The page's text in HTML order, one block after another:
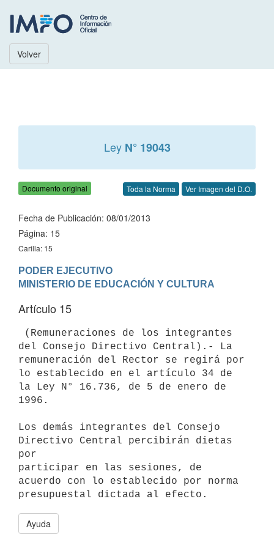
Volver
Ley N° 19043
Documento original Toda la Norma Ver Imagen del D.O.
Fecha de Publicación: 08/01/2013
Página: 15
Carilla: 15
PODER EJECUTIVO
Artículo 15
del Consejo Directivo Central).- La
remuneración del Rector se regirá por
lo establecido en el artículo 34 de
la Ley N° 16.736, de 5 de enero de
1996.
Los demás integrantes del Consejo
Directivo Central percibirán dietas
por
participar en las sesiones, de
acuerdo con lo establecido por norma
Ayuda